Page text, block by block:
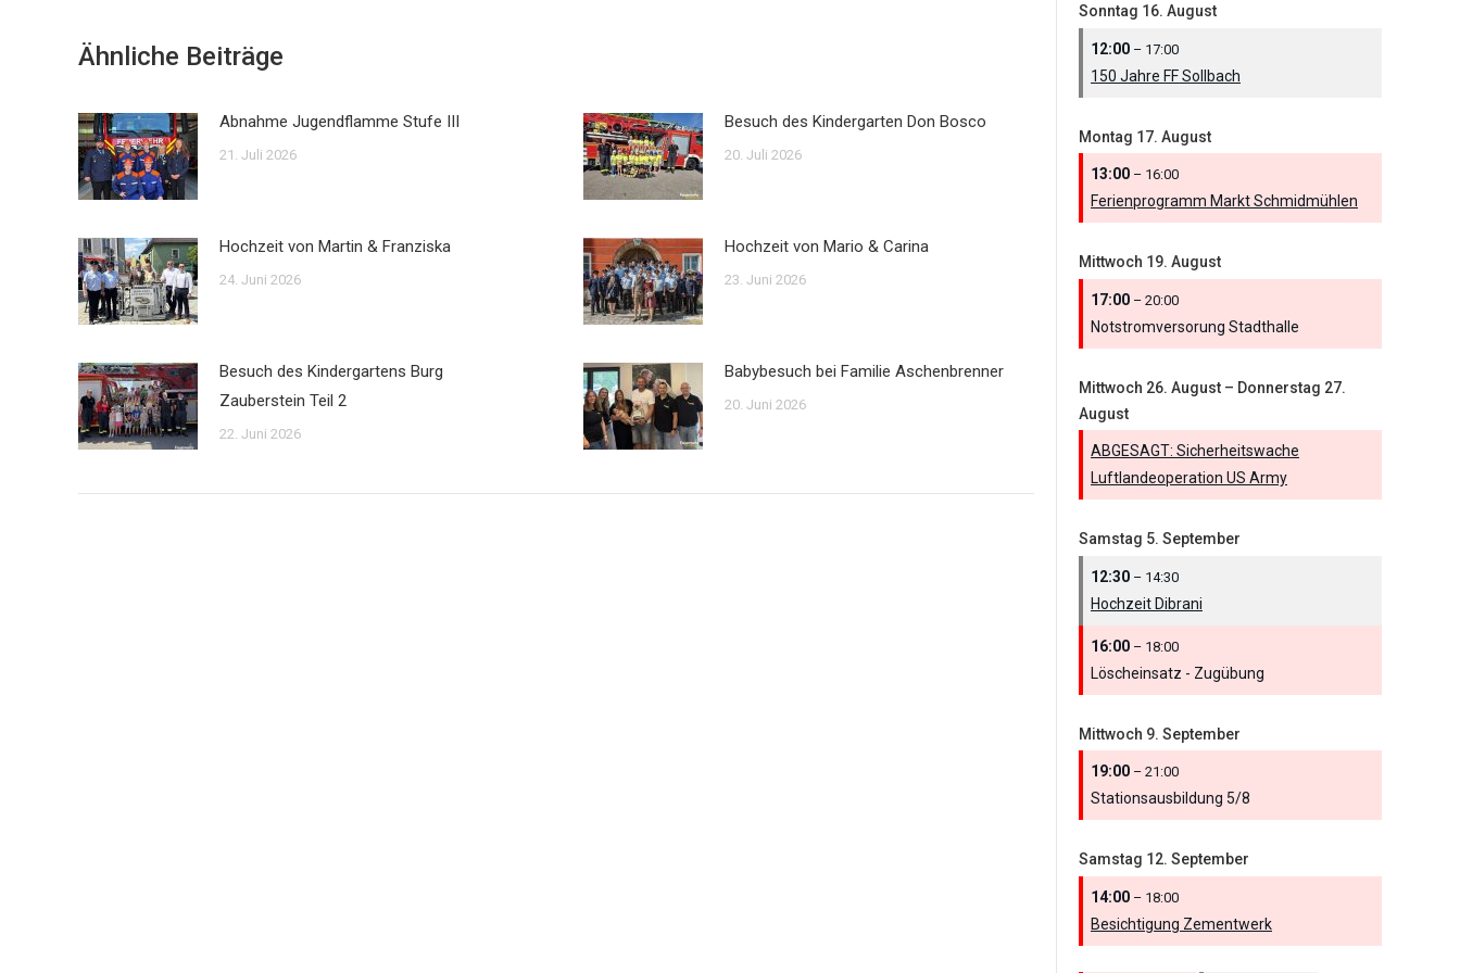
Ähnliche Beiträge
Abnahme Jugendflamme Stufe III
21. Juli 2026
Besuch des Kindergarten Don Bosco
20. Juli 2026
Hochzeit von Martin & Franziska
24. Juni 2026
Hochzeit von Mario & Carina
23. Juni 2026
Besuch des Kindergartens Burg
Zauberstein Teil 2
22. Juni 2026
Babybesuch bei Familie Aschenbrenner
20. Juni 2026
Sonntag 16. August
12:00 – 17:00
150 Jahre FF Sollbach
Montag 17. August
13:00 – 16:00
Ferienprogramm Markt Schmidmühlen
Mittwoch 19. August
17:00 – 20:00
Notstromversorung Stadthalle
Mittwoch 26. August – Donnerstag 27.
August
ABGESAGT: Sicherheitswache
Luftlandeoperation US Army
Samstag 5. September
12:30 – 14:30
Hochzeit Dibrani
16:00 – 18:00
Löscheinsatz - Zugübung
Mittwoch 9. September
19:00 – 21:00
Stationsausbildung 5/8
Samstag 12. September
14:00 – 18:00
Besichtigung Zementwerk